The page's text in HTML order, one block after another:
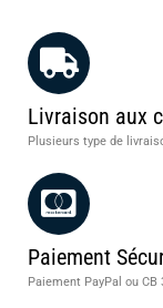
Livraison aux
Plusieurs type de
Paiement
Paiement PayPal ou CB